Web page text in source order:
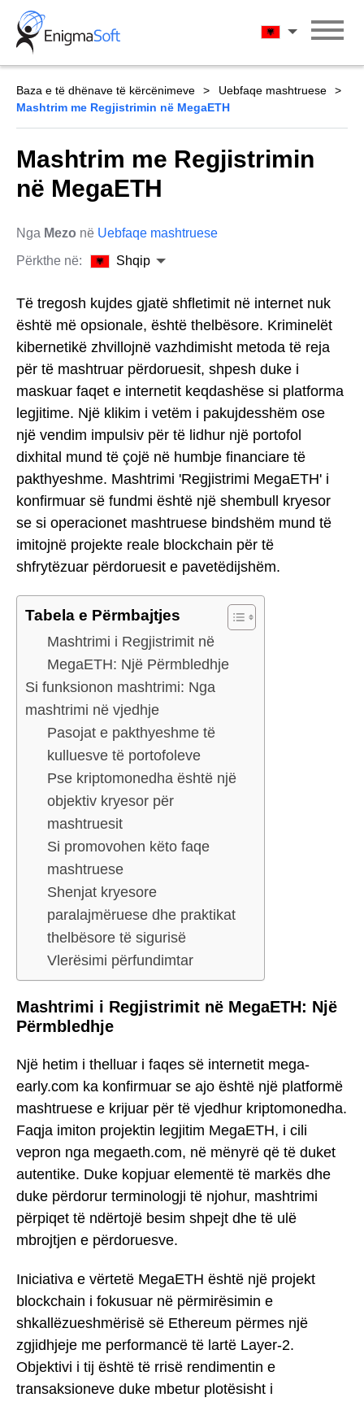
Skip
content
Shqip
Baza e të dhënave të kërcënimeve
Uebfaqe mashtruese
Mashtrim me Regjistrimin në MegaETH
Mashtrim me Regjistrimin
në MegaETH
Nga Mezo në Uebfaqe mashtruese
Përkthe në:
Shqip
Të tregosh kujdes gjatë shfletimit në internet nuk
është më opsionale, është thelbësore. Kriminelët
kibernetikë zhvillojnë vazhdimisht metoda të reja
për të mashtruar përdoruesit, shpesh duke i
maskuar faqet e internetit keqdashëse si platforma
legjitime. Një klikim i vetëm i pakujdesshëm ose
një vendim impulsiv për të lidhur një portofol
dixhital mund të çojë në humbje financiare të
pakthyeshme. Mashtrimi 'Regjistrimi MegaETH' i
konfirmuar së fundmi është një shembull kryesor
se si operacionet mashtruese bindshëm mund të
imitojnë projekte reale blockchain për të
shfrytëzuar përdoruesit e pavetëdijshëm.
Tabela e Përmbajtjes
Mashtrimi i Regjistrimit në
MegaETH: Një Përmbledhje
Si funksionon mashtrimi: Nga
mashtrimi në vjedhje
Pasojat e pakthyeshme të
kulluesve të portofoleve
Pse kriptomonedha është një
objektiv kryesor për
mashtruesit
Si promovohen këto faqe
mashtruese
Shenjat kryesore
paralajmëruese dhe praktikat
thelbësore të sigurisë
Vlerësimi përfundimtar
Mashtrimi i Regjistrimit në MegaETH: Një
Përmbledhje
Një hetim i thelluar i faqes së internetit mega-
early.com ka konfirmuar se ajo është një platformë
mashtruese e krijuar për të vjedhur kriptomonedha.
Faqja imiton projektin legjitim MegaETH, i cili
vepron nga megaeth.com, në mënyrë që të duket
autentike. Duke kopjuar elementë të markës dhe
duke përdorur terminologji të njohur, mashtrimi
përpiqet të ndërtojë besim shpejt dhe të ulë
mbrojtjen e përdoruesve.
Iniciativa e vërtetë MegaETH është një projekt
blockchain i fokusuar në përmirësimin e
shkallëzueshmërisë së Ethereum përmes një
zgjidhjeje me performancë të lartë Layer-2.
Objektivi i tij është të rrisë rendimentin e
transaksioneve duke mbetur plotësisht i